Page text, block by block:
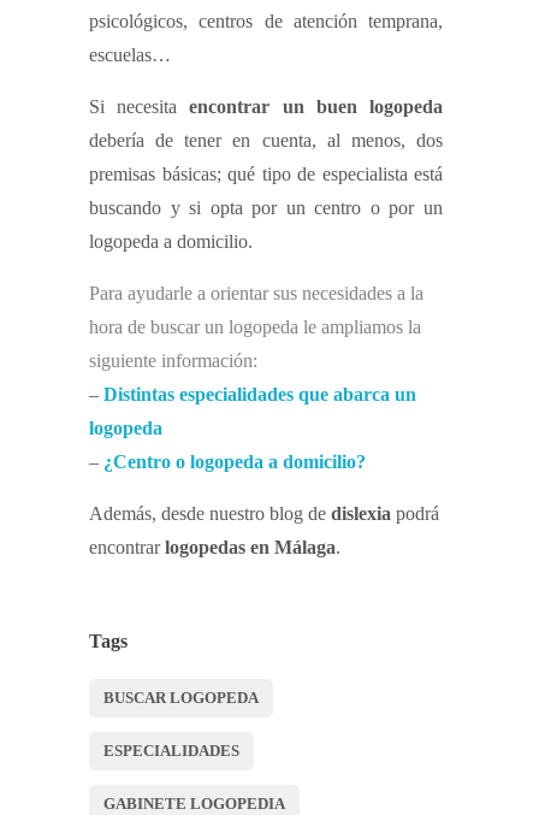
psicológicos, centros de atención temprana,
escuelas…
Si necesitaencontrar un buen logopeda
debería de tener en cuenta, al menos, dos
premisas básicas; qué tipo de especialista está
buscando y si opta por un centro o por un
logopeda a domicilio.
Para ayudarle a orientar sus necesidades a la
hora de buscar un logopeda le ampliamos la
siguiente información:
– Distintas especialidades que abarca un
logopeda
– ¿Centro o logopeda a domicilio?
Además, desde nuestro blog de dislexia podrá
encontrarlogopedas en Málaga.
Tags
BUSCAR LOGOPEDA
ESPECIALIDADES
GABINETE LOGOPEDIA